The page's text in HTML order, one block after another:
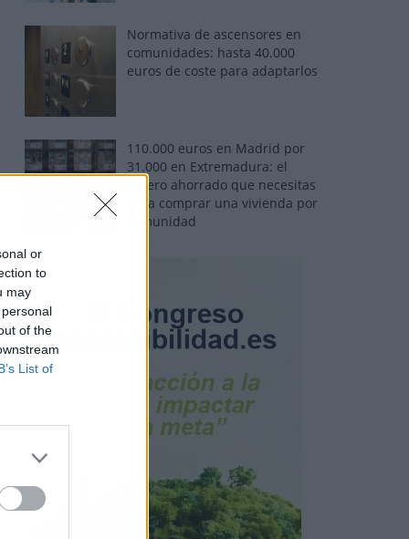
or
to
may
of the
List of
Normativa de ascensores en
comunidades: hasta 40.000
euros de coste para adaptarlos
110.000 euros en Madrid por
31.000 en Extremadura: el
dinero ahorrado que necesitas
para comprar una vivienda por
comunidad